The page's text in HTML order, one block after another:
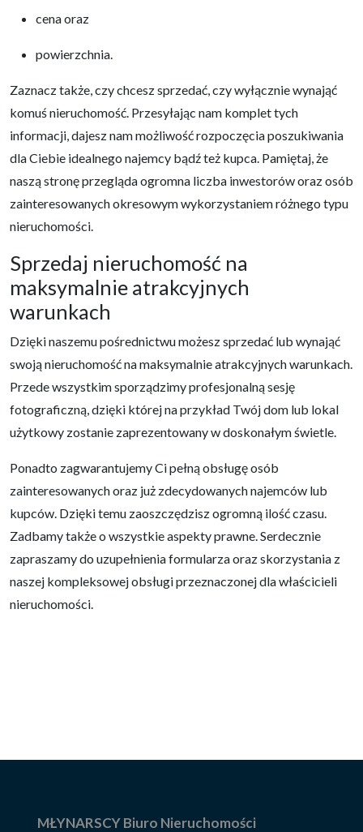
cena oraz
powierzchnia.
Zaznacz także, czy chcesz sprzedać, czy wyłącznie wynająć
komuś nieruchomość. Przesyłając nam komplet tych
informacji, dajesz nam możliwość rozpoczęcia poszukiwania
dla Ciebie idealnego najemcy bądź też kupca. Pamiętaj, że
naszą stronę przegląda ogromna liczba inwestorów oraz osób
zainteresowanych okresowym wykorzystaniem różnego typu
nieruchomości.
Sprzedaj nieruchomość na
maksymalnie atrakcyjnych
warunkach
Dzięki naszemu pośrednictwu możesz sprzedać lub wynająć
swoją nieruchomość na maksymalnie atrakcyjnych warunkach.
Przede wszystkim sporządzimy profesjonalną sesję
fotograficzną, dzięki której na przykład Twój dom lub lokal
użytkowy zostanie zaprezentowany w doskonałym świetle.
Ponadto zagwarantujemy Ci pełną obsługę osób
zainteresowanych oraz już zdecydowanych najemców lub
kupców. Dzięki temu zaoszczędzisz ogromną ilość czasu.
Zadbamy także o wszystkie aspekty prawne. Serdecznie
zapraszamy do uzupełnienia formularza oraz skorzystania z
naszej kompleksowej obsługi przeznaczonej dla właścicieli
nieruchomości.
MŁYNARSCY Biuro Nieruchomości